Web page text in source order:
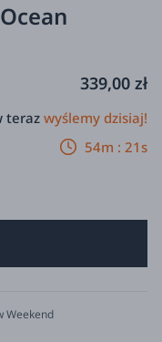
339,00 zł
teraz wyślemy dzisiaj!
54m : 20s
Weekend